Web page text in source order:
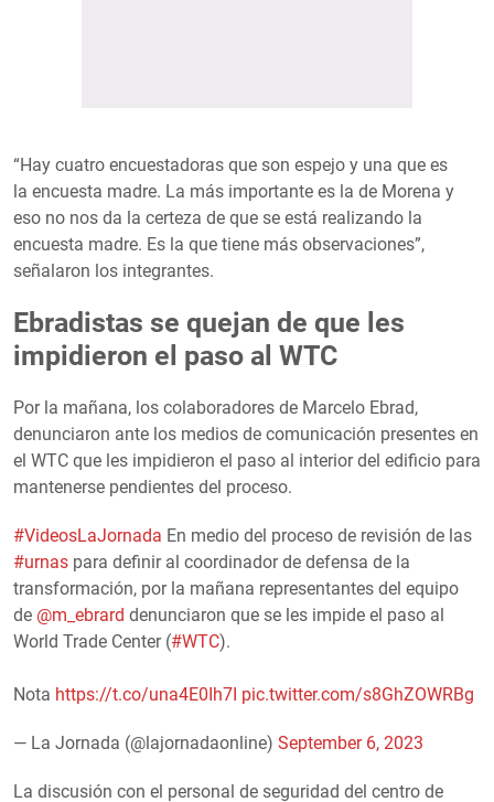
“Hay cuatro encuestadoras que son espejo y una que es
la encuesta madre. La más importante es la de Morena y
eso no nos da la certeza de que se está realizando la
encuesta madre. Es la que tiene más observaciones”,
señalaron los integrantes.
Ebradistas se quejan de que les
impidieron el paso al WTC
Por la mañana, los colaboradores de Marcelo Ebrad,
denunciaron ante los medios de comunicación presentes en
el WTC que les impidieron el paso al interior del edificio para
mantenerse pendientes del proceso.
#VideosLaJornada En medio del proceso de revisión de las
#urnas para definir al coordinador de defensa de la
transformación, por la mañana representantes del equipo
de @m_ebrard denunciaron que se les impide el paso al
World Trade Center (#WTC).
Nota https://t.co/una4E0Ih7I pic.twitter.com/s8GhZOWRBg
— La Jornada (@lajornadaonline) September 6, 2023
La discusión con el personal de seguridad del centro de